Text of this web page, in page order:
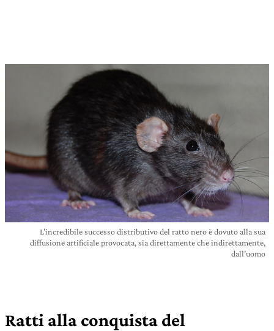
L’incredibile successo distributivo del ratto nero è dovuto alla sua
diffusione artificiale provocata, sia direttamente che indirettamente,
dall’uomo
Ratti alla conquista del